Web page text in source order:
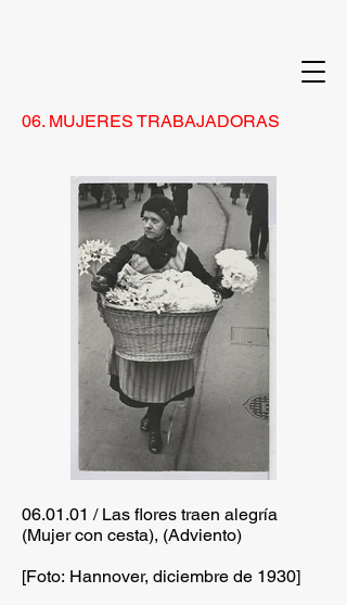
06. MUJERES TRABAJADORAS
06.01.01 / Las flores traen alegría
(Mujer con cesta), (Adviento)
[Foto: Hannover, diciembre de 1930]